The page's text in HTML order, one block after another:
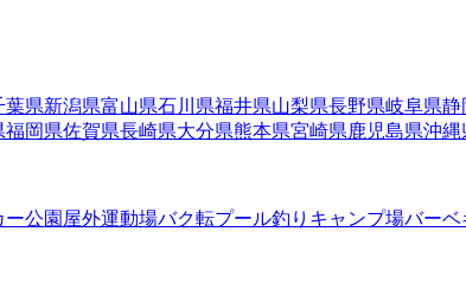
葉県新潟県富山県石川県福井県山梨県長野県岐阜県静
福岡県佐賀県長崎県大分県熊本県宮崎県鹿児島県沖縄
ー公園 屋外運動場バク転プール釣り キャンプ場バーベ